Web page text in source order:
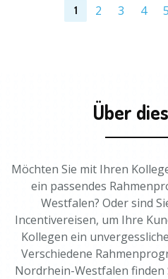
1 2 3 4 5
Über
Möchten Sie mit Ihren
ein passendes
Westfalen? Oder sind
Incentivereisen, um Ihre
Kollegen ein
Verschiedene
Nordrhein-Westfalen finden